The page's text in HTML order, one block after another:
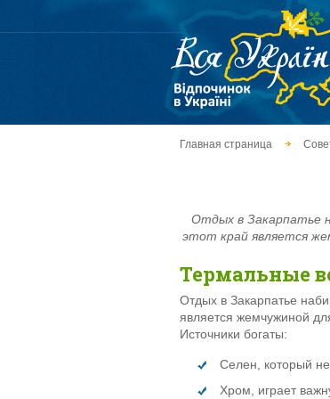
Главная страница
Отдых в Закарпатье
этот край является
Термальные
Отдых в Закарпатье
является жемчужиной
Источники богаты:
Селен, который
Хром, играет